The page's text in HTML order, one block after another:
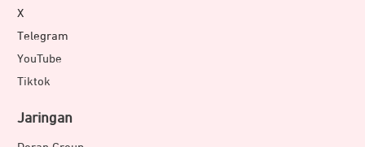
X
Telegram
YouTube
Tiktok
Jaringan